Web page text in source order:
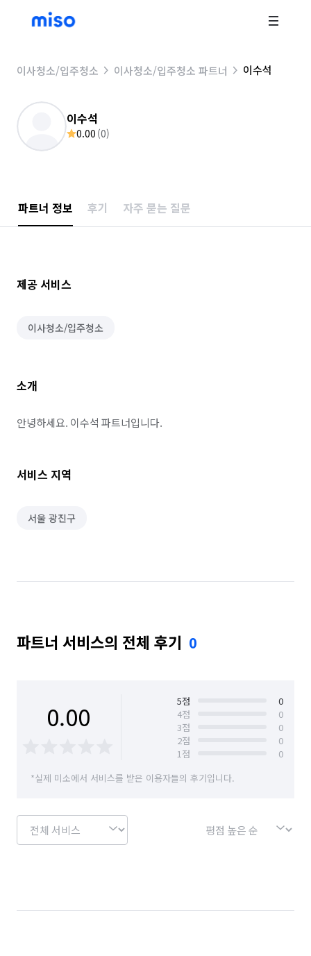
이사청소/입주청소 이사청소/입주청소 파트너 이수석
이수석
0.00 (0)
파트너 정보 후기 자주 묻는 질문
제공 서비스
이사청소/입주청소
소개
안녕하세요. 이수석 파트너입니다.
서비스 지역
서울 광진구
파트너 서비스의 전체 후기 0
0.00 5점
0
4점
0
3점
0
2점
0
1점
0
*실제 미소에서 서비스를 받은 이용자들의 후기입니다.